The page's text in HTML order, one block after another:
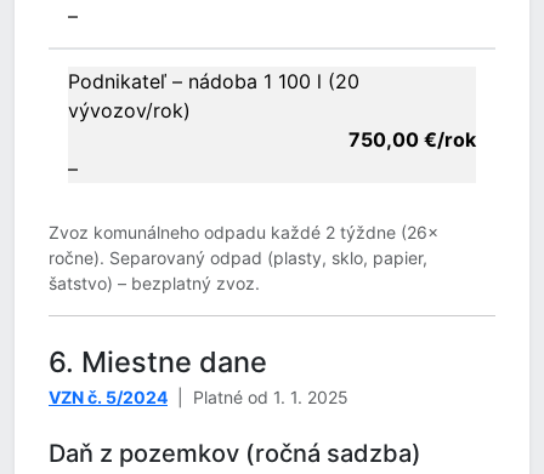
–
Podnikateľ – nádoba 1 100 l (20
vývozov/rok)
750,00 €/rok
–
Zvoz komunálneho odpadu každé 2 týždne (26×
ročne). Separovaný odpad (plasty, sklo, papier,
šatstvo) – bezplatný zvoz.
6. Miestne dane
VZN č. 5/2024 | Platné od 1. 1. 2025
Daň z pozemkov (ročná sadzba)